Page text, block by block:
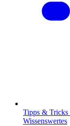
Tipps & Tricks
Wissenswertes